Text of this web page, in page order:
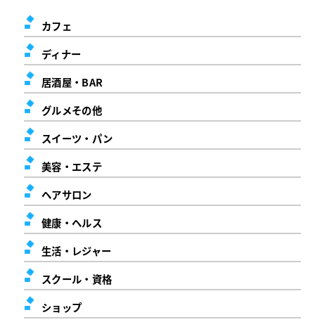
カフェ
ディナー
居酒屋・BAR
グルメその他
スイーツ・パン
美容・エステ
ヘアサロン
健康・ヘルス
生活・レジャー
スクール・資格
ショップ